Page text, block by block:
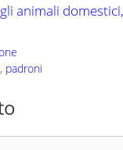
animali
, padroni